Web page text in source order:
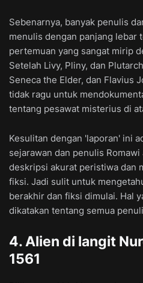
Sebenarnya, banyak penulis
menulis dengan panjang lebar
pertemuan yang sangat mirip
Setelah Livy, Pliny, dan
Seneca the Elder, dan Flavius
tidak ragu untuk
tentang pesawat misterius di
Kesulitan dengan 'laporan' ini
sejarawan dan penulis
deskripsi akurat peristiwa dan
fiksi. Jadi sulit untuk
berakhir dan fiksi dimulai. Hal
dikatakan tentang semua
4. Alien di langit
1561